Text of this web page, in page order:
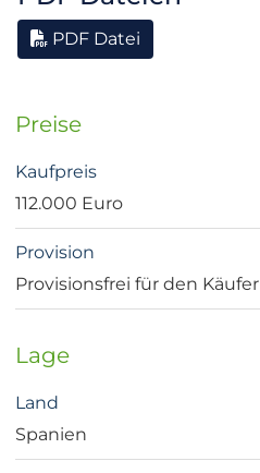
PDF Datei
Preise
Kaufpreis
112.000 Euro
Provision
Provisionsfrei für den Käufer
Lage
Land
Spanien